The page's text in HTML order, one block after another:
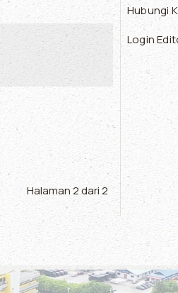
Halaman 2 dari 2
Hubungi
Login